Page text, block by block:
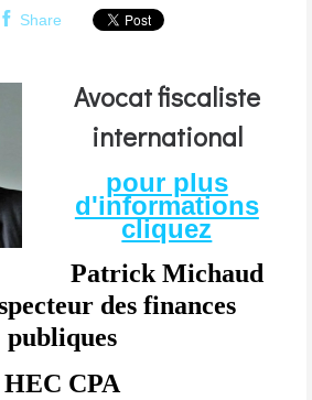
Share
Avocat fiscaliste
international
pour plus
d'informations
cliquez
Patrick Michaud
des finances
publiques
HEC CPA